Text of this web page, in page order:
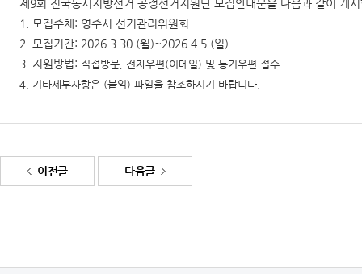
제9회 전국동시지방선거 공정선거지원단 모집안내문을 다음과 같이 게
1. 모집주체: 영주시 선거관리위원회
2. 모집기간: 2026.3.30.(월)~2026.4.5.(일)
3. 지원방법: 직접방문 전자우편(이메일) 및 등기우편 접수
4. 기타세부사항은 (붙임) 파일을 참조하시기 바랍니다.
이전글 다음글